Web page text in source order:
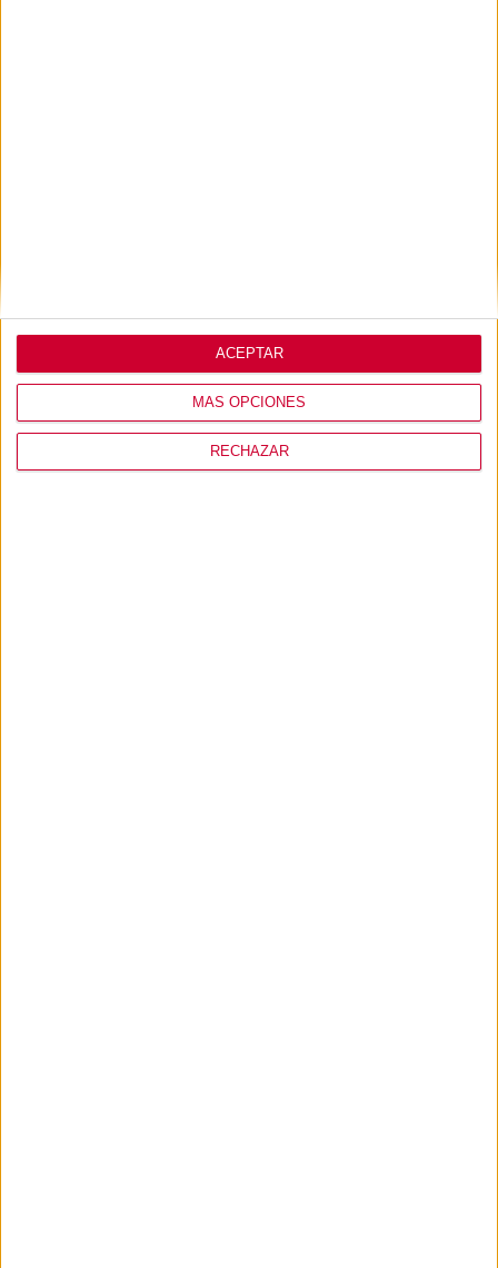
MÁS OPCIONES
RECHAZAR
ACEPTAR
estantería metálica picking*
Mostrando 1 - 9 de 9